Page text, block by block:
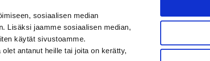
sosiaalisen median
Lisäksi jaamme sosiaalisen median,
käytät sivustoamme.
antanut heille tai joita on kerätty,